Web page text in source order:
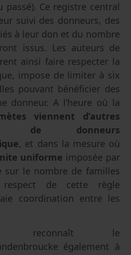
passé). Ce registre central
suivi des donneurs, des
à leur don et du nombre
issus. Les auteurs de
ainsi faire respecter la
impose de limiter à six
pouvant bénéficier des
donneur. A l’heure où la
viennent d’autres
de donneurs
, et dans la mesure où
uniforme imposée par
sur le nombre de familles
de cette règle
coordination entre les
reconnaît le
également à